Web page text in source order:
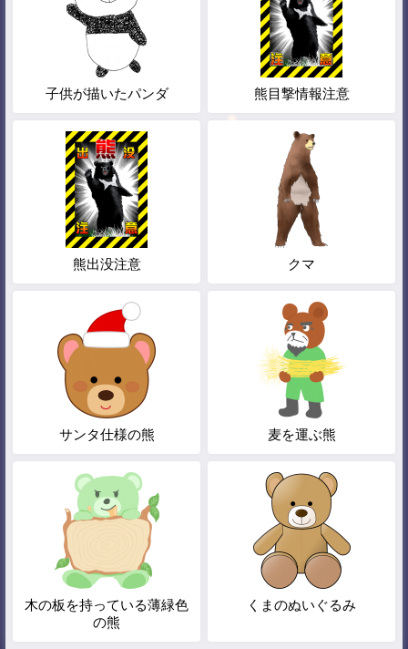
子供が描いたパンダ 熊目撃情報注意
熊出没注意 クマ
サンタ仕様の熊 麦を運ぶ熊
木の板を持っている薄緑色
の熊
くまのぬいぐるみ